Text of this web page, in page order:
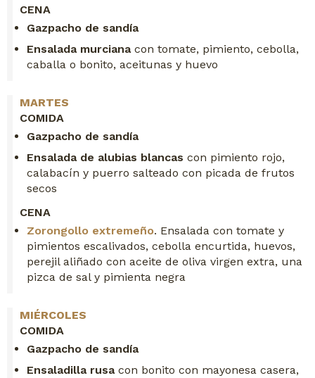
CENA
Gazpacho de sandía
Ensalada murcianacon tomate, pimiento, cebolla,
caballa o bonito, aceitunas y huevo
MARTES
COMIDA
Gazpacho de sandía
Ensalada de alubias blancas con pimiento rojo,
calabacín y puerro salteado con picada de frutos
secos
CENA
Zorongollo extremeño. Ensalada con tomate y
pimientos escalivados, cebolla encurtida, huevos,
perejil aliñado con aceite de oliva virgen extra, una
pizca de sal y pimienta negra
MIÉRCOLES
COMIDA
Gazpacho de sandía
Ensaladilla rusacon bonito con mayonesa casera,